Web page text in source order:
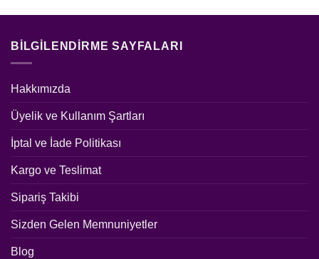
BILGILENDIRME SAYFALARI
Hakkımızda
Üyelik ve Kullanım Şartları
İptal ve İade Politikası
Kargo ve Teslimat
Sipariş Takibi
Sizden Gelen Memnuniyetler
Blog